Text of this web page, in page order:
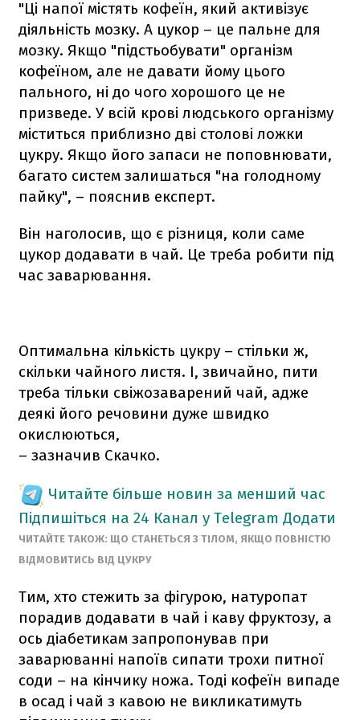
"Ці напої містять кофеїн, який активізує
діяльність мозку. А цукор – це пальне для
мозку. Якщо "підстьобувати" організм
кофеїном, але не давати йому цього
пального, ні до чого хорошого це не
призведе. У всій крові людського організму
міститься приблизно дві столові ложки
цукру. Якщо його запаси не поповнювати,
багато систем залишаться "на голодному
пайку", – пояснив експерт.
Він наголосив, що є різниця, коли саме
цукор додавати в чай. Це треба робити під
час заварювання.
Оптимальна кількість цукру – стільки ж,
скільки чайного листя. І, звичайно, пити
треба тільки свіжозаварений чай, адже
деякі його речовини дуже швидко
окислюються,
– зазначив Скачко.
Читайте більше новин за менший час
Підпишіться на 24 Канал у Telegram Додати
ЧИТАЙТЕ ТАКОЖ: ЩО СТАНЕТЬСЯ З ТІЛОМ, ЯКЩО ПОВНІСТЮ
ВІДМОВИТИСЬ ВІД ЦУКРУ
Тим, хто стежить за фігурою, натуропат
порадив додавати в чай і каву фруктозу, а
ось діабетикам запропонував при
заварюванні напоїв сипати трохи питної
соди – на кінчику ножа. Тоді кофеїн випаде
в осад і чай з кавою не викликатимуть